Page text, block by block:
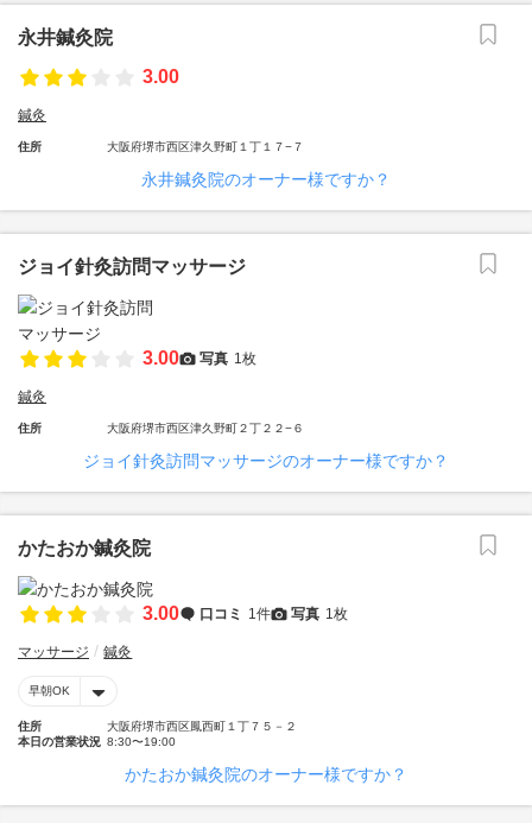
永井鍼灸院
3.00
鍼灸
住所 大阪府堺市西区津久野町１丁１７−７
永井鍼灸院のオーナー様ですか？
ジョイ針灸訪問マッサージ
3.00 写真 1枚
鍼灸
住所 大阪府堺市西区津久野町２丁２２−６
ジョイ針灸訪問マッサージのオーナー様ですか？
かたおか鍼灸院
3.00 口コミ 1件 写真 1枚
マッサージ 鍼灸
早朝OK
住所
大阪府堺市西区鳳西町１丁７５－２
本日の営業状況 8:30〜19:00
かたおか鍼灸院のオーナー様ですか？